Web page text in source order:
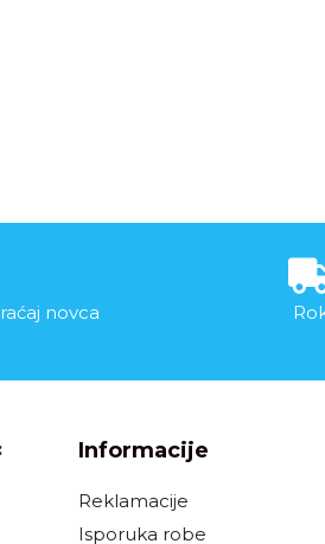
novca
Informacije
Reklamacije
Isporuka robe